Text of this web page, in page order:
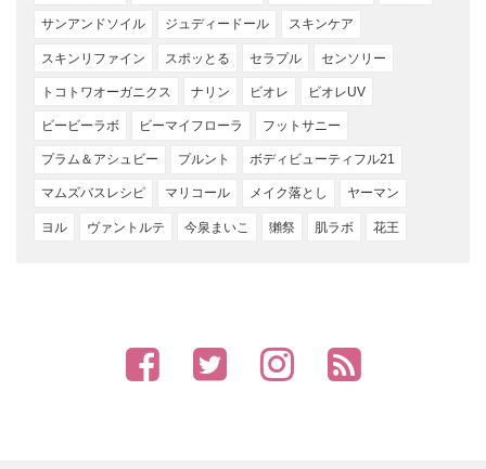
サンアンドソイル ジュディードール スキンケア
スキンリファイン スポッとる セラプル センソリー
トコトワオーガニクス ナリン ビオレ ビオレUV
ビービーラボ ビーマイフローラ フットサニー
プラム＆アシュビー プルント ボディビューティフル21
マムズバスレシピ マリコール メイク落とし ヤーマン
ヨル ヴァントルテ 今泉まいこ 獺祭 肌ラボ 花王